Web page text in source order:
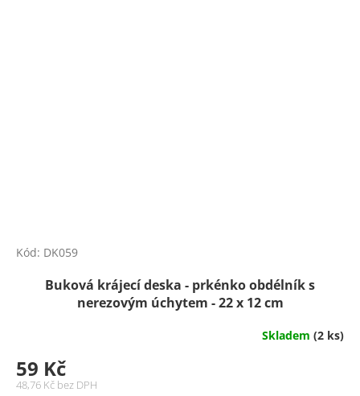
Buková krájecí deska - prkénko obdélník s
nerezovým úchytem - 22 x 12 cm
Skladem (2 ks)
48,76 Kč bez DPH
59 Kč
Kód: DK059